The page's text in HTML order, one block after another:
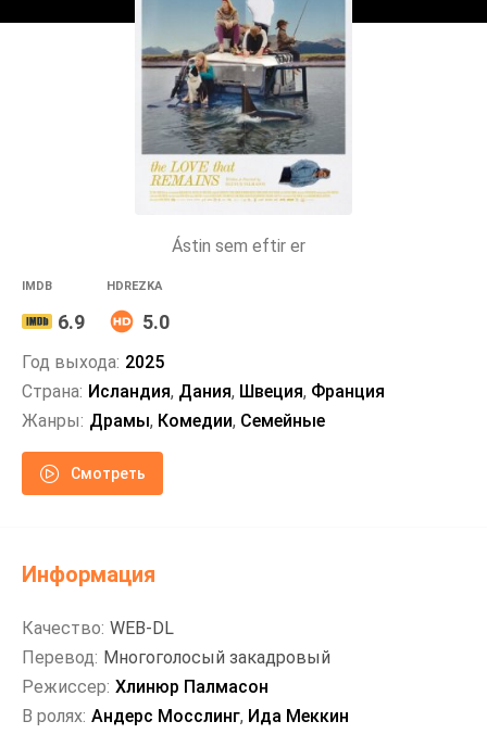
Ástin sem eftir er
IMDB
6.9
HDREZKA
5.0
Год выхода: 2025
Страна: Исландия, Дания, Швеция, Франция
Жанры: Драмы, Комедии, Семейные
Смотреть
Информация
Качество: WEB-DL
Перевод: Многоголосый закадровый
Режиссер: Хлинюр Палмасон
В ролях: Андерс Мосслинг, Ида Меккин